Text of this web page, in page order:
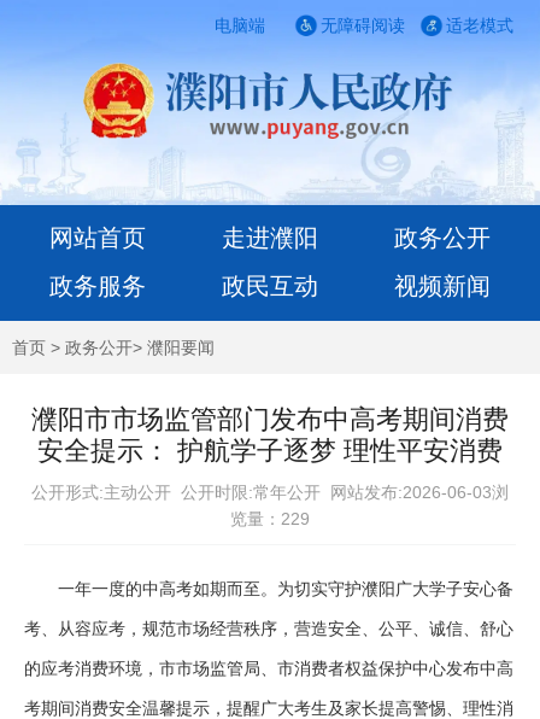
电脑端 适老模式
无障碍阅读
网站首页 走进濮阳
政务公开
政务服务
政民互动 视频新闻
首页 > 政务公开> 濮阳要闻
濮阳市市场监管部门发布中高考期间消费
安全提示： 护航学子逐梦 理性平安消费
公开形式:主动公开 公开时限:常年公开
网站发布:2026-06-03浏
览量： 229
一年一度的中高考如期而至。为切实守护濮阳广大学子安心备
考、从容应考，规范市场经营秩序，营造安全、公平、诚信、舒心
的应考消费环境，市市场监管局、市消费者权益保护中心发布中高
考期间消费安全温馨提示，提醒广大考生及家长提高警惕、理性消